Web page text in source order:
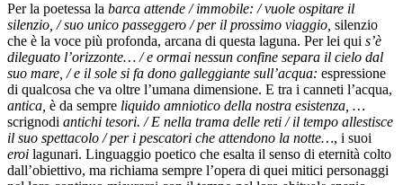
Per la poetessa la barca attende / immobile: / vuole ospitare il
silenzio, / suo unico passeggero / per il prossimo viaggio, silenzio
che è la voce più profonda, arcana di questa laguna. Per lei qui s’è
dileguato l’orizzonte… / e ormai nessun confine separa il cielo dal
suo mare, / e il sole si fa dono galleggiante sull’acqua: espressione
di qualcosa che va oltre l’umana dimensione. E tra i canneti l’acqua,
antica, è da sempre liquido amniotico della nostra esistenza, …
scrignodi antichi tesori. / E nella trama delle reti / il tempo allestisce
il suo spettacolo / per i pescatori che attendono la notte…, i suoi
eroi lagunari. Linguaggio poetico che esalta il senso di eternità colto
dall’obiettivo, ma richiama sempre l’opera di quei mitici personaggi